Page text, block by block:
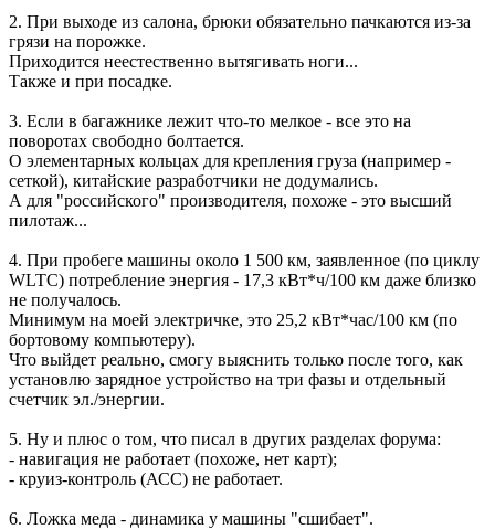
2. При выходе из салона, брюки обязательно пачкаются из-за
грязи на порожке.
Приходится неестественно вытягивать ноги...
Также и при посадке.
3. Если в багажнике лежит что-то мелкое - все это на
поворотах свободно болтается.
О элементарных кольцах для крепления груза (например -
сеткой), китайские разработчики не додумались.
А для "российского" производителя, похоже - это высший
пилотаж...
4. При пробеге машины около 1 500 км, заявленное (по циклу
WLTC) потребление энергия - 17,3 кВт*ч/100 км даже близко
не получалось.
Минимум на моей электричке, это 25,2 кВт*час/100 км (по
бортовому компьютеру).
Что выйдет реально, смогу выяснить только после того, как
установлю зарядное устройство на три фазы и отдельный
счетчик эл./энергии.
5. Ну и плюс о том, что писал в других разделах форума:
- навигация не работает (похоже, нет карт);
- круиз-контроль (АСС) не работает.
6. Ложка меда - динамика у машины "сшибает".